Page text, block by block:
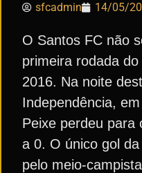
sfcadmin 14/05/
O Santos FC não
primeira rodada
2016. Na noite
Independência,
Peixe perdeu para
a 0. O único gol
pelo meio-